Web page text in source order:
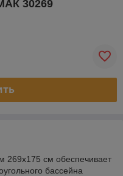
30269
269х175 см обеспечивает
бассейна